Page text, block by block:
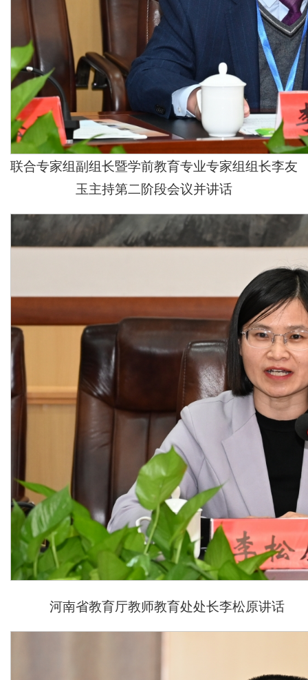
联合专家组副组长暨学前教育专业专家组组长李友
玉主持第二阶段会议并讲话
河南省教育厅教师教育处处长李松原讲话